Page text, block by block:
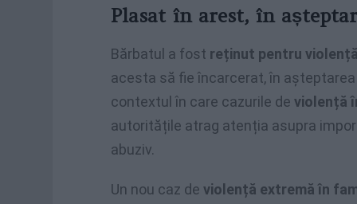
Plasat în arest, în
Bărbatul a fost reținut pentru
acesta să fie încarcerat, în așteptarea
contextul în care cazurile de violență
autoritățile atrag atenția asupra
abuziv.
Un nou caz de violență extremă în